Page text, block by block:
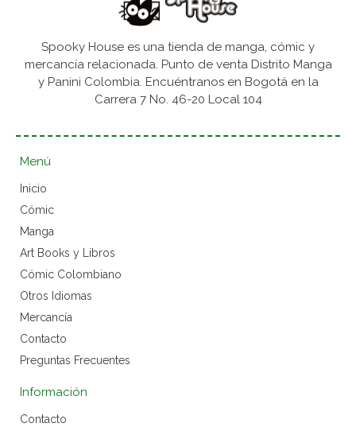
Spooky House es una tienda de manga, cómic y
mercancía relacionada. Punto de venta Distrito Manga
y Panini Colombia. Encuéntranos en Bogotá en la
Carrera 7 No. 46-20 Local 104
Menú
Inicio
Cómic
Manga
Art Books y Libros
Cómic Colombiano
Otros Idiomas
Mercancía
Contacto
Preguntas Frecuentes
Información
Contacto